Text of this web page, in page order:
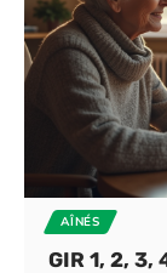
AÎNÉS
GIR 1, 2,